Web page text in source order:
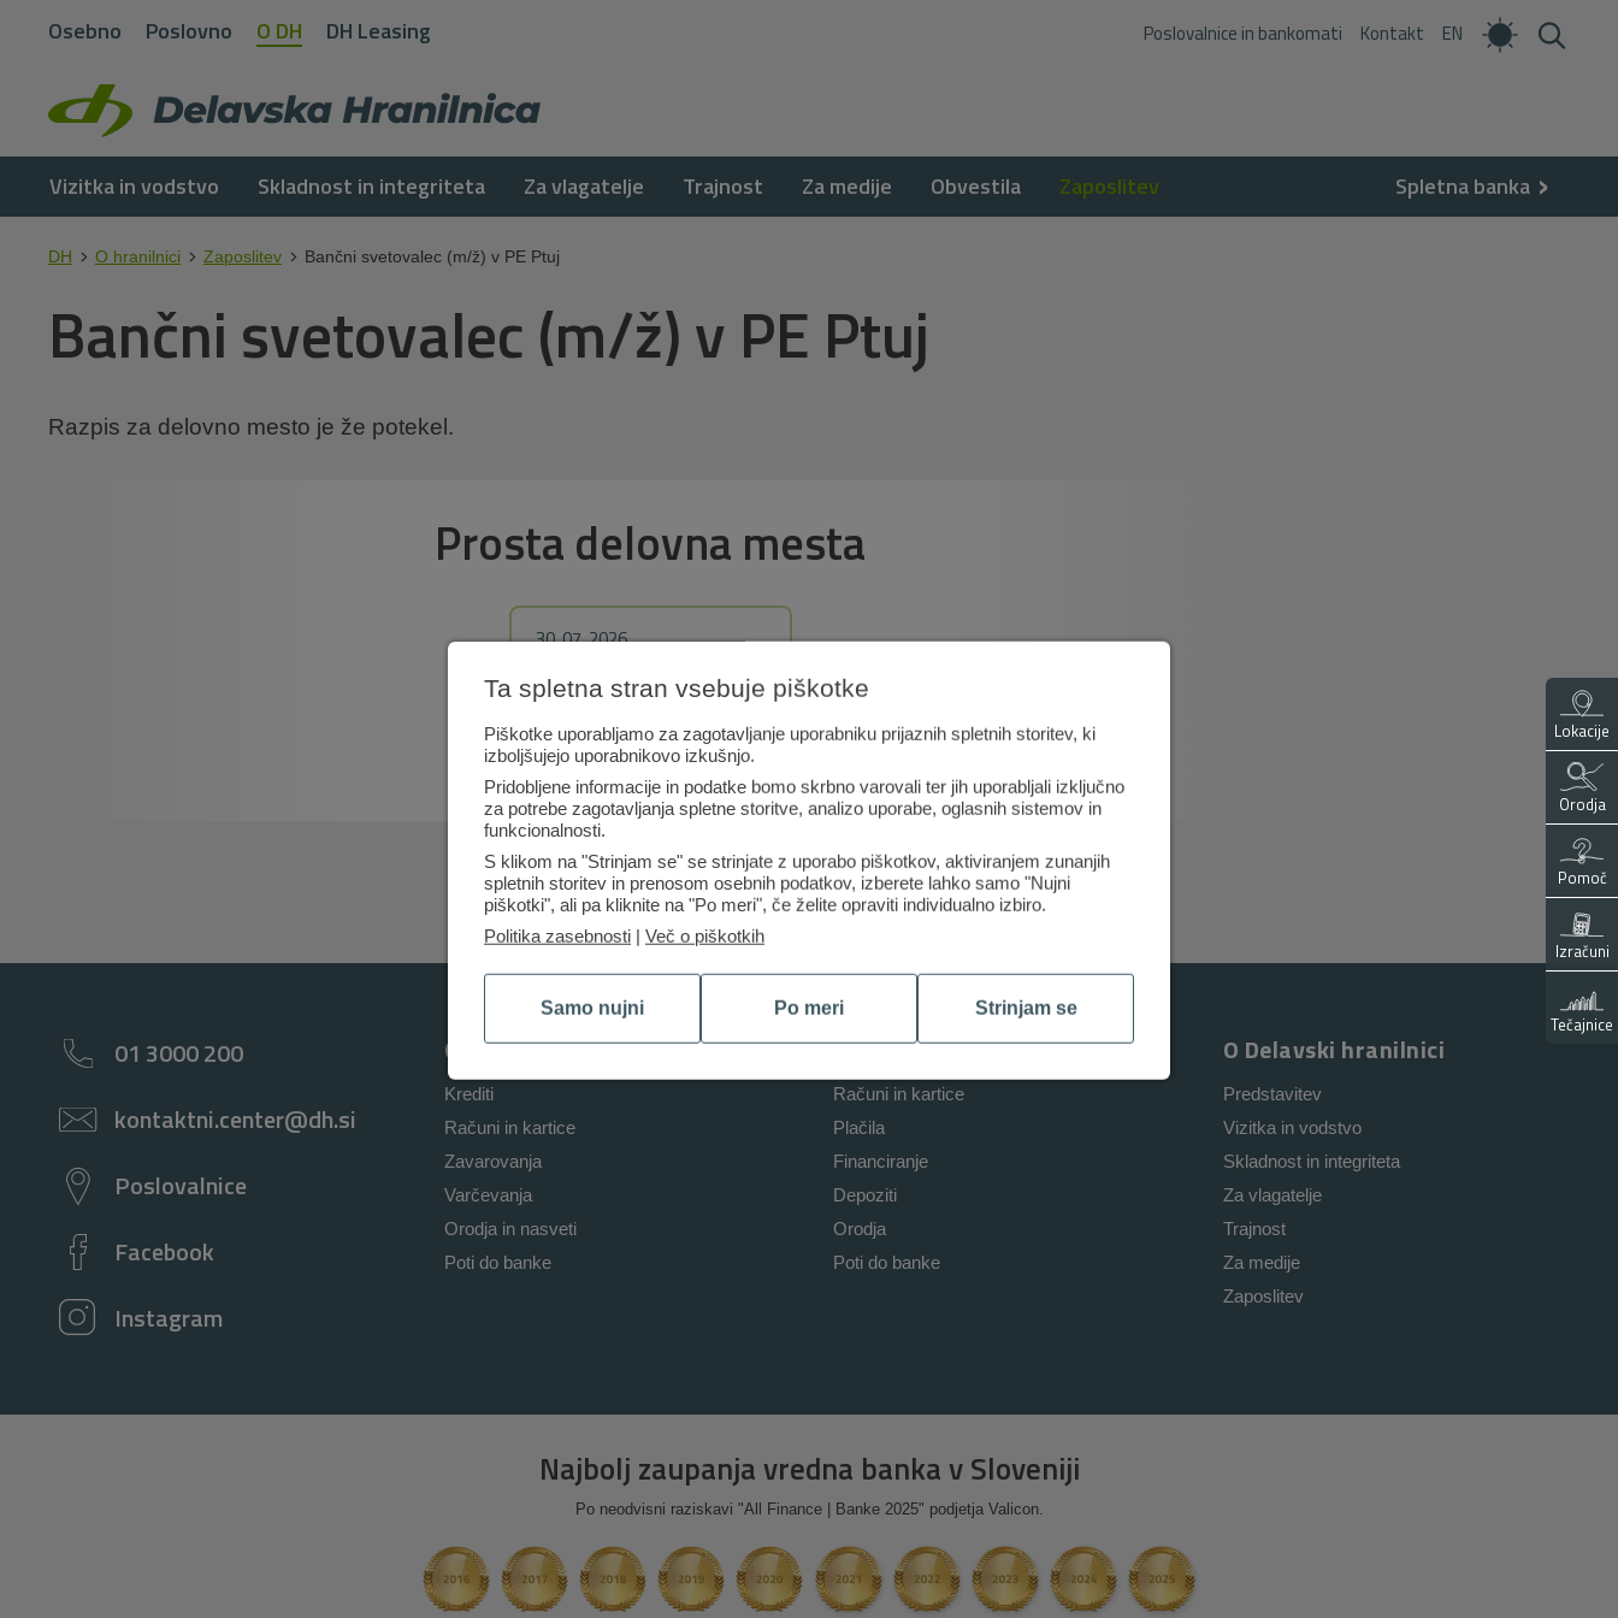
Osebno Poslovno O DH DH Leasing
Vizitka in vodstvo Skladnost in integriteta Za vlagatelje Trajnost Za medije Obvestila Zaposlitev
Poslovalnice in bankomati Kontakt EN
Spletna banka
DH O hranilnici Zaposlitev Bančni svetovalec (m/ž) v PE Ptuj
Bančni svetovalec (m/ž) v PE Ptuj
Razpis za delovno mesto je že potekel.
Prosta delovna mesta
30. 07. 2026
kontaktnem centru
(m/ž)
01 3000 200
kontaktni.center@dh.si
Poslovalnice
Facebook
Instagram
Osebno
Krediti
Računi in kartice
Zavarovanja
Varčevanja
Orodja in nasveti
Poti do banke
Poslovno
Računi in kartice
Plačila
Financiranje
Depoziti
Orodja
Poti do banke
O Delavski hranilnici
Predstavitev
Vizitka in vodstvo
Skladnost in integriteta
Za vlagatelje
Trajnost
Za medije
Zaposlitev
Najbolj zaupanja vredna banka v Sloveniji
Po neodvisni raziskavi "All Finance | Banke 2025" podjetja Valicon.
Lokacije
Orodja
Pomoč
Izračuni
Tečajnice
Ta spletna stran vsebuje piškotke
Piškotke uporabljamo za zagotavljanje uporabniku prijaznih spletnih storitev, ki
izboljšujejo uporabnikovo izkušnjo.
Pridobljene informacije in podatke bomo skrbno varovali ter jih uporabljali izključno
za potrebe zagotavljanja spletne storitve, analizo uporabe, oglasnih sistemov in
funkcionalnosti.
S klikom na "Strinjam se" se strinjate z uporabo piškotkov, aktiviranjem zunanjih
spletnih storitev in prenosom osebnih podatkov, izberete lahko samo "Nujni
piškotki", ali pa kliknite na "Po meri", če želite opraviti individualno izbiro.
Politika zasebnosti | Več o piškotkih
Samo nujni Po meri Strinjam se